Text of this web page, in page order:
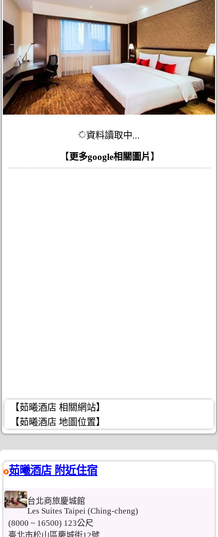
資料讀取中...
【更多google相關圖片 】
【茹曦酒店 相關網站】
【茹曦酒店 地圖位置】
茹曦酒店 附近住宿
台北商旅慶城館
Les Suites Taipei (Ching-cheng)
(8000 ~ 16500) 123公尺
臺北市松山區慶城街12號